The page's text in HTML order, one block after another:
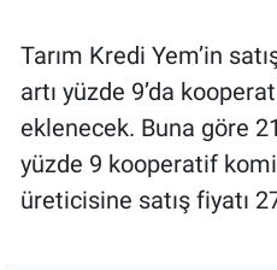
Tarım Kredi Yem’in
artı yüzde 9’da
eklenecek. Buna göre
yüzde 9 kooperatif
üreticisine satış fiyatı